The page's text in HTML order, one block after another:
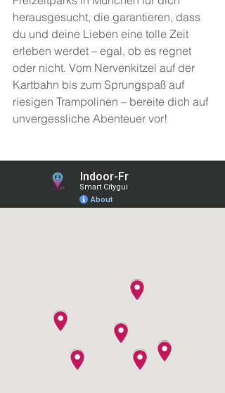
herausgesucht, die garantieren, dass
du und deine Lieben eine tolle Zeit
erleben werdet – egal, ob es regnet
oder nicht. Vom Nervenkitzel auf der
Kartbahn bis zum Sprungspaß auf
riesigen Trampolinen – bereite dich auf
unvergessliche Abenteuer vor!